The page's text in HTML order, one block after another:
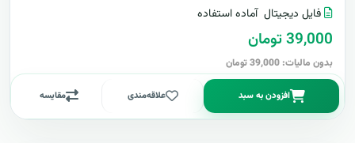
فایل دیجیتال آماده استفاده
39,000 تومان
بدون مالیات: 39,000 تومان
افزودن به سبد علاقه‌مندی مقایسه